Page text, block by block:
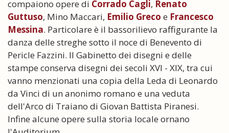
compaiono opere di Corrado Cagli, Renato
Guttuso, Mino Maccari, Emilio Greco e Francesco
Messina. Particolare è il bassorilievo raffigurante la
danza delle streghe sotto il noce di Benevento di
Pericle Fazzini. Il Gabinetto dei disegni e delle
stampe conserva disegni dei secoli XVI - XIX, tra cui
vanno menzionati una copia della Leda di Leonardo
da Vinci di un anonimo romano e una veduta
dell'Arco di Traiano di Giovan Battista Piranesi.
Infine alcune opere sulla storia locale ornano